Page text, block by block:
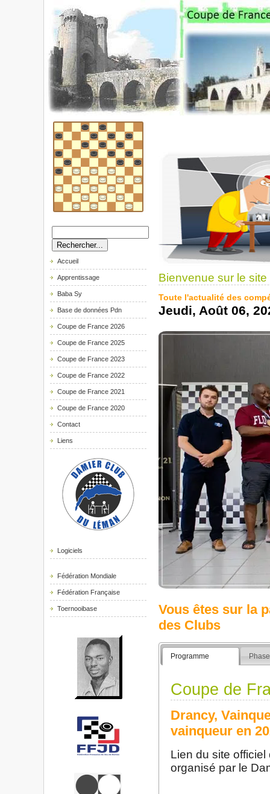
Accueil
Apprentissage
Baba Sy
Base de données Pdn
Coupe de France 2026
Coupe de France 2025
Coupe de France 2023
Coupe de France 2022
Coupe de France 2021
Coupe de France 2020
Contact
Liens
Logiciels
Fédération Mondiale
Fédération Française
Toernooibase
Bienvenue sur le
Toute l'actualité des
Jeudi, Août 06,
Vous êtes sur la
des Clubs
Programme
Coupe de
Drancy,
vainqueur en
Lien du site
organisé par le